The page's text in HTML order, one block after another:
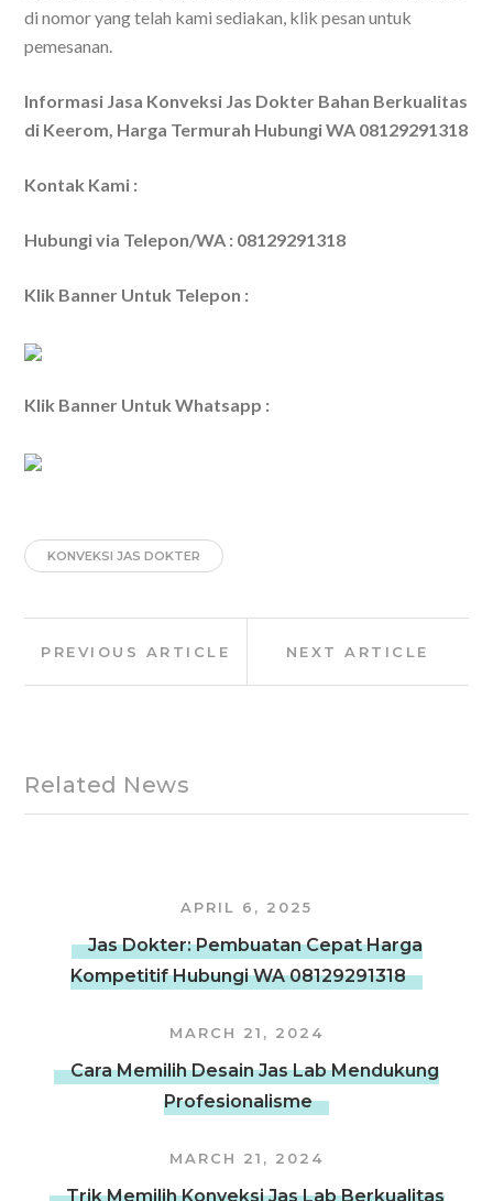
di nomor yang telah kami sediakan, klik pesan untuk
pemesanan.
Informasi Jasa Konveksi Jas Dokter Bahan Berkualitas
di Keerom, Harga Termurah Hubungi WA 08129291318
Kontak Kami :
Hubungi via Telepon/WA : 08129291318
Klik Banner Untuk Telepon :
Klik Banner Untuk Whatsapp :
KONVEKSI JAS DOKTER
navigation
PREVIOUS ARTICLE NEXT ARTICLE
Related News
APRIL 6, 2025
Jas Dokter: Pembuatan Cepat Harga
Kompetitif Hubungi WA 08129291318
MARCH 21, 2024
Cara Memilih Desain Jas Lab Mendukung
Profesionalisme
MARCH 21, 2024
Trik Memilih Konveksi Jas Lab Berkualitas